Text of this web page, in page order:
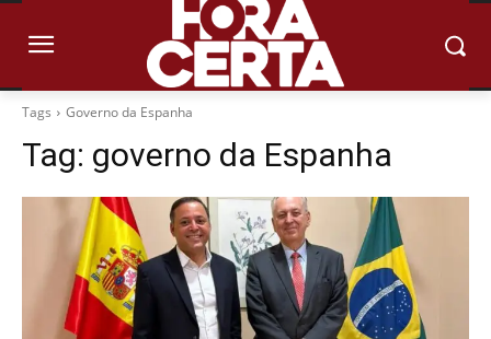
Tags Governo da Espanha
Tag: governo da Espanha